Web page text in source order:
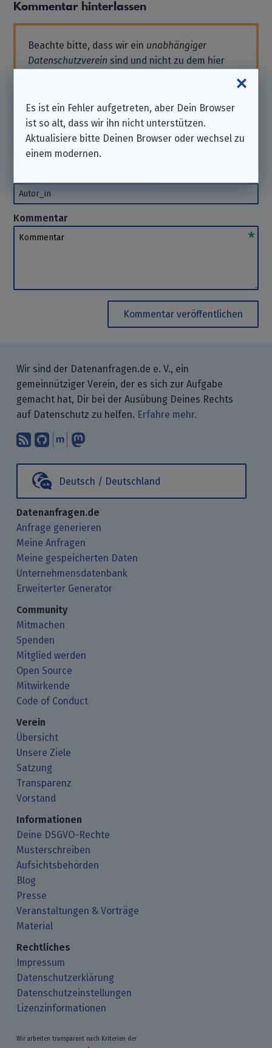
Kommentar hinterlassen
Beachte bitte, dass wir ein unabhängiger
Datenschutzverein sind und nicht zu dem hier
Anfrage stellen wollen, wende Dich bitte direkt
an das Unternehmen. Wir können Dir hierbei
nichthelfen. Danke für Dein Verständnis.
Autor_in
Kommentar
Kommentar
Kommentar veröffentlichen
Wir sind der Datenanfragen.de e. V., ein
gemeinnütziger Verein, der es sich zur Aufgabe
gemacht hat, Dir bei der Ausübung Deines Rechts
auf Datenschutz zu helfen. Erfahre mehr.
Abonniere unsere Blogbeiträge mit
Finde uns bei GitHub.
Unterhalte Dich mit uns über
Deutsch / Deutschland
Datenanfragen.de
Anfrage generieren
Meine Anfragen
Meine gespeicherten Daten
Unternehmensdatenbank
Erweiterter Generator
Community
Mitmachen
Spenden
Mitglied werden
Open Source
Mitwirkende
Code of Conduct
Verein
Übersicht
Unsere Ziele
Satzung
Transparenz
Vorstand
Informationen
Deine DSGVO-Rechte
Musterschreiben
Aufsichtsbehörden
Blog
Presse
Veranstaltungen & Vorträge
Material
Rechtliches
Impressum
Datenschutzerklärung
Datenschutzeinstellungen
Lizenzinformationen
Wir arbeiten transparent nach Kriterien der
Es ist ein Fehler aufgetreten, aber Dein Browser
ist so alt, dass wir ihn nicht unterstützen.
Aktualisiere bitte Deinen Browser oder wechsel zu
einem modernen.